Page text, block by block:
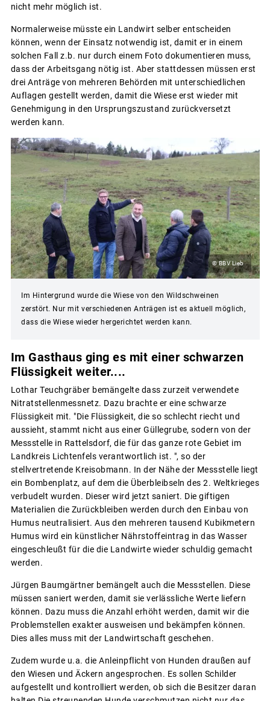
nicht mehr möglich ist.
Normalerweise müsste ein Landwirt selber entscheiden
können, wenn der Einsatz notwendig ist, damit er in einem
solchen Fall z.b. nur durch einem Foto dokumentieren muss,
dass der Arbeitsgang nötig ist. Aber stattdessen müssen erst
drei Anträge von mehreren Behörden mit unterschiedlichen
Auflagen gestellt werden, damit die Wiese erst wieder mit
Genehmigung in den Ursprungszustand zurückversetzt
werden kann.
© BBV Lieb
Im Hintergrund wurde die Wiese von den Wildschweinen
zerstört. Nur mit verschiedenen Anträgen ist es aktuell möglich,
dass die Wiese wieder hergerichtet werden kann.
Im Gasthaus ging es mit einer schwarzen
Flüssigkeit weiter....
Lothar Teuchgräber bemängelte dass zurzeit verwendete
Nitratstellenmessnetz. Dazu brachte er eine schwarze
Flüssigkeit mit. "Die Flüssigkeit, die so schlecht riecht und
aussieht, stammt nicht aus einer Güllegrube, sodern von der
Messstelle in Rattelsdorf, die für das ganze rote Gebiet im
Landkreis Lichtenfels verantwortlich ist. ", so der
stellvertretende Kreisobmann. In der Nähe der Messstelle liegt
ein Bombenplatz, auf dem die Überbleibseln des 2. Weltkrieges
verbudelt wurden. Dieser wird jetzt saniert. Die giftigen
Materialien die Zurückbleiben werden durch den Einbau von
Humus neutralisiert. Aus den mehreren tausend Kubikmetern
Humus wird ein künstlicher Nährstoffeintrag in das Wasser
eingeschleußt für die die Landwirte wieder schuldig gemacht
werden.
Jürgen Baumgärtner bemängelt auch die Messstellen. Diese
müssen saniert werden, damit sie verlässliche Werte liefern
können. Dazu muss die Anzahl erhöht werden, damit wir die
Problemstellen exakter ausweisen und bekämpfen können.
Dies alles muss mit der Landwirtschaft geschehen.
Zudem wurde u.a. die Anleinpflicht von Hunden draußen auf
den Wiesen und Äckern angesprochen. Es sollen Schilder
aufgestellt und kontrolliert werden, ob sich die Besitzer daran